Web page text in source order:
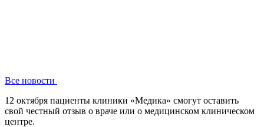
Все новости
12 октября пациенты клиники «Медика» смогут оставить
свой честный отзыв о враче или о медицинском клиническом
центре.